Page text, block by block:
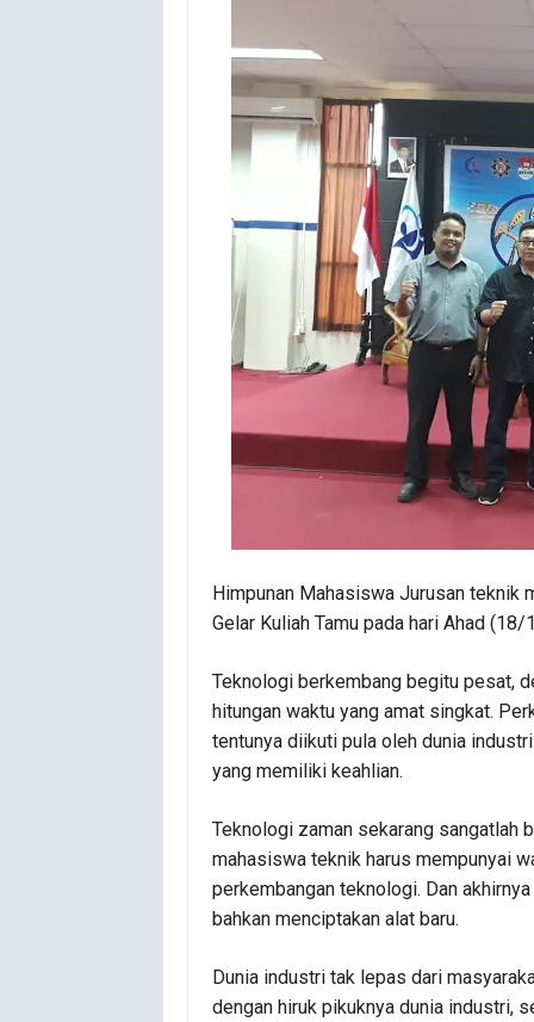
Himpunan Mahasiswa Jurusan teknik
Gelar Kuliah Tamu pada hari Ahad (18/
Teknologi berkembang begitu pesat,
hitungan waktu yang amat singkat.
tentunya diikuti pula oleh dunia
yang memiliki keahlian.
Teknologi zaman sekarang sangatlah
mahasiswa teknik harus mempunyai
perkembangan teknologi. Dan
bahkan menciptakan alat baru.
Dunia industri tak lepas dari
dengan hiruk pikuknya dunia industri,